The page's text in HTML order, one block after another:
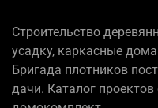
Строительство
усадку, каркасные
Бригада плотников
дачи. Каталог